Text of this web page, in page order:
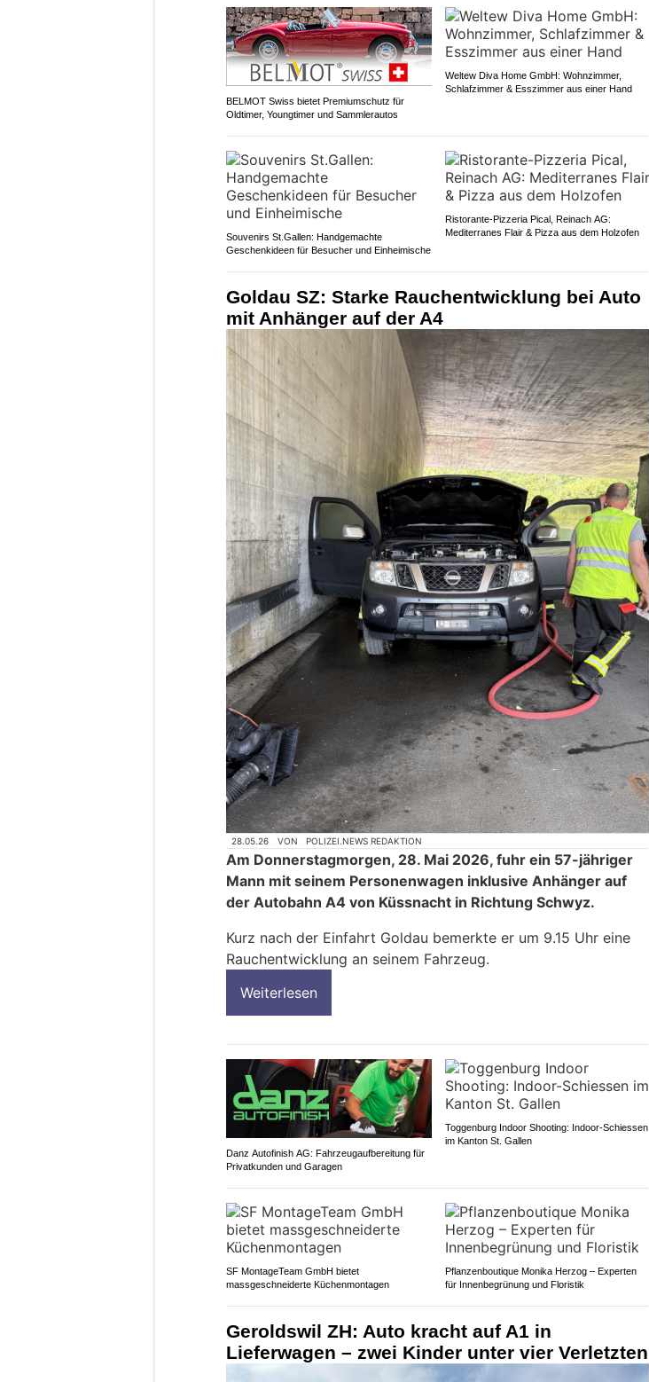
BELMOT Swiss bietet Premiumschutz für
Oldtimer, Youngtimer und Sammlerautos
Weltew Diva Home GmbH: Wohnzimmer,
Schlafzimmer & Esszimmer aus einer Hand
Souvenirs St.Gallen: Handgemachte
Geschenkideen für Besucher und Einheimische
Ristorante-Pizzeria Pical, Reinach AG:
Mediterranes Flair & Pizza aus dem Holzofen
Goldau SZ: Starke Rauchentwicklung bei Auto
mit Anhänger auf der A4
28.05.26 VON POLIZEI.NEWS REDAKTION
Am Donnerstagmorgen, 28. Mai 2026, fuhr ein 57-jähriger
Mann mit seinem Personenwagen inklusive Anhänger auf
der Autobahn A4 von Küssnacht in Richtung Schwyz.
Kurz nach der Einfahrt Goldau bemerkte er um 9.15 Uhr eine
Rauchentwicklung an seinem Fahrzeug.
Weiterlesen
Danz Autofinish AG: Fahrzeugaufbereitung für
Privatkunden und Garagen
Toggenburg Indoor Shooting: Indoor-Schiessen
im Kanton St. Gallen
SF MontageTeam GmbH bietet
massgeschneiderte Küchenmontagen
Pflanzenboutique Monika Herzog – Experten
für Innenbegrünung und Floristik
Geroldswil ZH: Auto kracht auf A1 in
Lieferwagen – zwei Kinder unter vier Verletzten